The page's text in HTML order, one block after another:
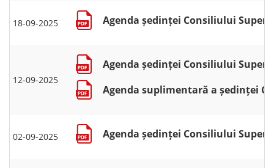
18-09-2025 Agenda ședinței Consiliului
12-09-2025
Agenda ședinței Consiliului
Agenda suplimentară a ședinței
02-09-2025 Agenda ședinței Consiliului